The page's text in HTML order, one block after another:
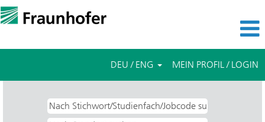
DEU / ENG MEIN PROFIL / LOGIN